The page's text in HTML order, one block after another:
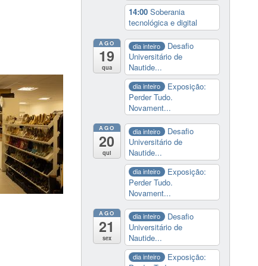
14:00 Soberania
tecnológica e digital
AGO
19
qua
dia inteiro
Desafio
Universitário de
Nautide...
dia inteiro
Exposição:
Perder Tudo.
Novament...
AGO
20
qui
dia inteiro
Desafio
Universitário de
Nautide...
dia inteiro
Exposição:
Perder Tudo.
Novament...
AGO
21
sex
dia inteiro
Desafio
Universitário de
Nautide...
dia inteiro
Exposição: